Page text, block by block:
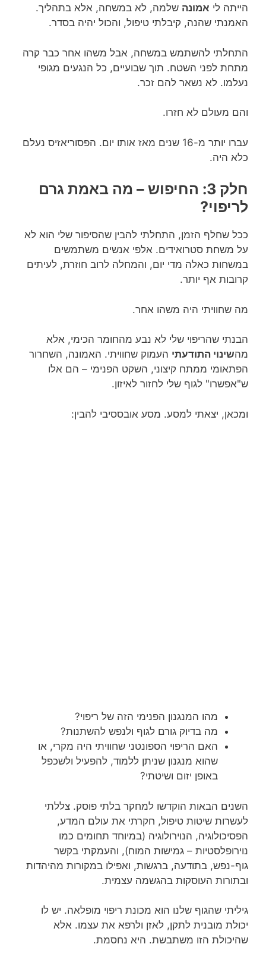
הייתה לי אמונה שלמה, לא במשחה, אלא בתהליך.
האמנתי שהנה, קיבלתי טיפול, והכול יהיה בסדר.
התחלתי להשתמש במשחה, אבל משהו אחר כבר קרה
מתחת לפני השטח. תוך שבועיים, כל הנגעים מגופי
נעלמו. לא נשאר להם זכר.
והם מעולם לא חזרו.
עברו יותר מ-16 שנים מאז אותו יום. הפסוריאזיס נעלם
כלא היה.
חלק 3: החיפוש – מה באמת גרם
לריפוי?
ככל שחלף הזמן, התחלתי להבין שהסיפור שלי הוא לא
על משחת סטרואידים. אלפי אנשים משתמשים
במשחות כאלה מדי יום, והמחלה לרוב חוזרת, לעיתים
קרובות אף יותר.
מה שחוויתי היה משהו אחר.
הבנתי שהריפוי שלי לא נבע מהחומר הכימי, אלא
מהשינוי התודעתי העמוק שחוויתי. האמונה, השחרור
הפתאומי ממתח קיצוני, השקט הפנימי – הם אלו
ש"אפשרו" לגוף שלי לחזור לאיזון.
ומכאן, יצאתי למסע. מסע אובססיבי להבין:
מהו המנגנון הפנימי הזה של ריפוי?
מה בדיוק גורם לגוף ולנפש להשתנות?
האם הריפוי הספונטני שחוויתי היה מקרי, או
שהוא מנגנון שניתן ללמוד, להפעיל ולשכפל
באופן יזום ושיטתי?
השנים הבאות הוקדשו למחקר בלתי פוסק. צללתי
לעשרות שיטות טיפול, חקרתי את עולם המדע,
הפסיכולוגיה, הנוירולוגיה (במיוחד תחומים כמו
נוירופלסטיות – גמישות המוח), והעמקתי בקשר
גוף-נפש, בתודעה, ברגשות, ואפילו במקורות מהיהדות
ובתורות העוסקות בהגשמה עצמית.
גיליתי שהגוף שלנו הוא מכונת ריפוי מופלאה. יש לו
יכולת מובנית לתקן, לאזן ולרפא את עצמו. אלא
שהיכולת הזו משתבשת. היא נחסמת.